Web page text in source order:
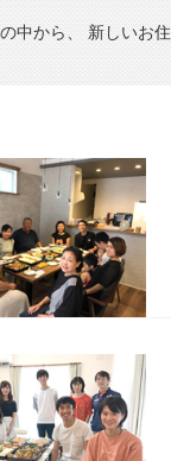
中から、 新しいお住